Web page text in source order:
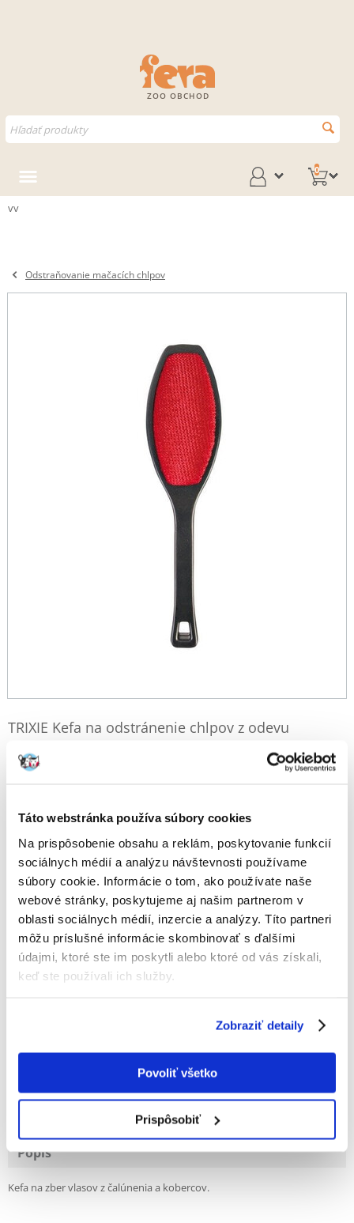
Táto webstránka používa súbory cookies
Na prispôsobenie obsahu a reklám, poskytovanie funkcií
sociálnych médií a analýzu návštevnosti používame
súbory cookie. Informácie o tom, ako používate naše
webové stránky, poskytujeme aj našim partnerom v
oblasti sociálnych médií, inzercie a analýzy. Títo partneri
môžu príslušné informácie skombinovať s ďalšími
údajmi, ktoré ste im poskytli alebo ktoré od vás získali,
keď ste používali ich služby.
Zobraziť detaily
Povoliť všetko
Prispôsobiť
ZOO OBCHOD
0
vv
Odstraňovanie mačacích chlpov
TRIXIE Kefa na odstránenie chlpov z odevu
Výrobca:
€3.10
ODOSIELAME DO 48HODÍN
Fotky našich zákazníkov Pozri ďalšie fotografie
3 RECENZIA
5 z 5
Recommend
100% ZÁKAZNÍCI ODPORÚČAJÚ TENTO PRODUKT
NAPÍSAŤ RECENZIU
Popis
Kefa na zber vlasov z čalúnenia a kobercov.